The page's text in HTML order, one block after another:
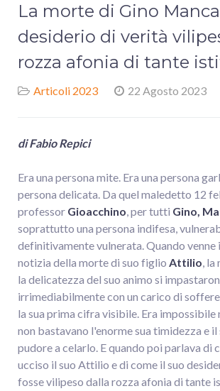
La morte di Gino
desiderio di verità
rozza afonia di tante
Articoli 2023 22 Agosto 2023
di Fabio Repici
Era una persona mite. Era una persona
persona delicata. Da quel maledetto 12
professor Gioacchino, per tutti Gino,
soprattutto una persona indifesa,
definitivamente vulnerata. Quando
notizia della morte di suo figlio Attilio, la
la delicatezza del suo animo si
irrimediabilmente con un carico di
la sua prima cifra visibile. Era impossibile
non bastavano l'enorme sua timidezza e il
pudore a celarlo. E quando poi parlava di
ucciso il suo Attilio e di come il suo
fosse vilipeso dalla rozza afonia di tante